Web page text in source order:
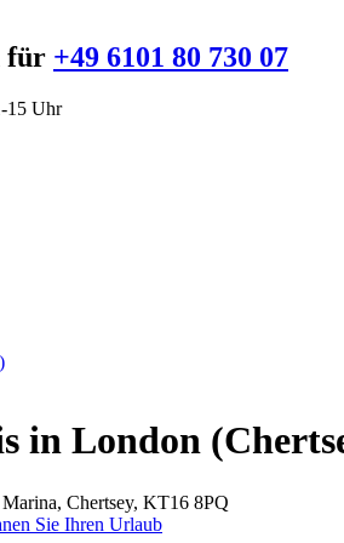
für +49 6101 80 730 07
15 Uhr
in London
Chertsey, KT16 8PQ
Sie Ihren Urlaub